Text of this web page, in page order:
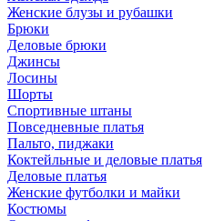
Женские блузы и рубашки
Брюки
Деловые брюки
Джинсы
Лосины
Шорты
Спортивные штаны
Повседневные платья
Пальто, пиджаки
Коктейльные и деловые платья
Деловые платья
Женские футболки и майки
Костюмы